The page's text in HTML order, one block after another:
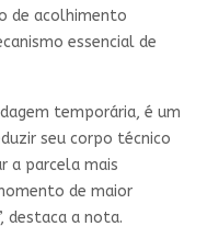
de acolhimento
essencial de
temporária, é um
seu corpo técnico
a parcela mais
de maior
destaca a nota.